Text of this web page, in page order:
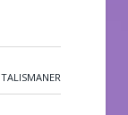
TALISMANER